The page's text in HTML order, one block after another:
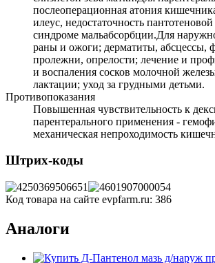
послеоперационная атония
илеус, недостаточность
синдроме мальабсорбции.Для
раны и ожоги; дерматиты, абсцессы,
пролежни, опрелости; лечение и
и воспаления сосков молочной
лактации; уход за грудными детьми.
Противопоказания
Повышенная чувствительность к
парентерального применения -
механическая непроходимость
Штрих-коды
Код товара на сайте evpfarm.ru: 386
Аналоги